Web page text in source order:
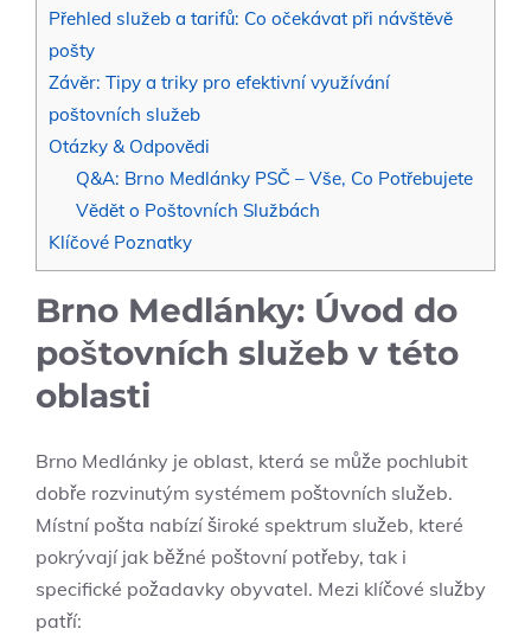
Přehled služeb a tarifů: Co očekávat při návštěvě
pošty
Závěr: Tipy a triky pro efektivní využívání
poštovních služeb
Otázky & Odpovědi
Q&A: Brno Medlánky PSČ – Vše, Co Potřebujete
Vědět o Poštovních Službách
Klíčové Poznatky
Brno Medlánky: Úvod do
poštovních služeb v této
oblasti
Brno Medlánky je oblast, která se může pochlubit
dobře rozvinutým systémem poštovních služeb.
Místní pošta nabízí široké spektrum služeb, které
pokrývají jak běžné poštovní potřeby, tak i
specifické požadavky obyvatel. Mezi klíčové služby
patří: